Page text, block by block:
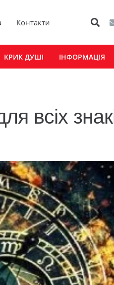
Контакти
КРИК ДУШІ ІНФОРМАЦІЯ
всіх